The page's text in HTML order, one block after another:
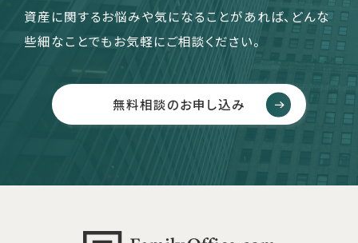
資産に関するお悩みや気になることがあれば、どんな
些細なことでもお気軽にご相談ください。
無料相談のお申し込み